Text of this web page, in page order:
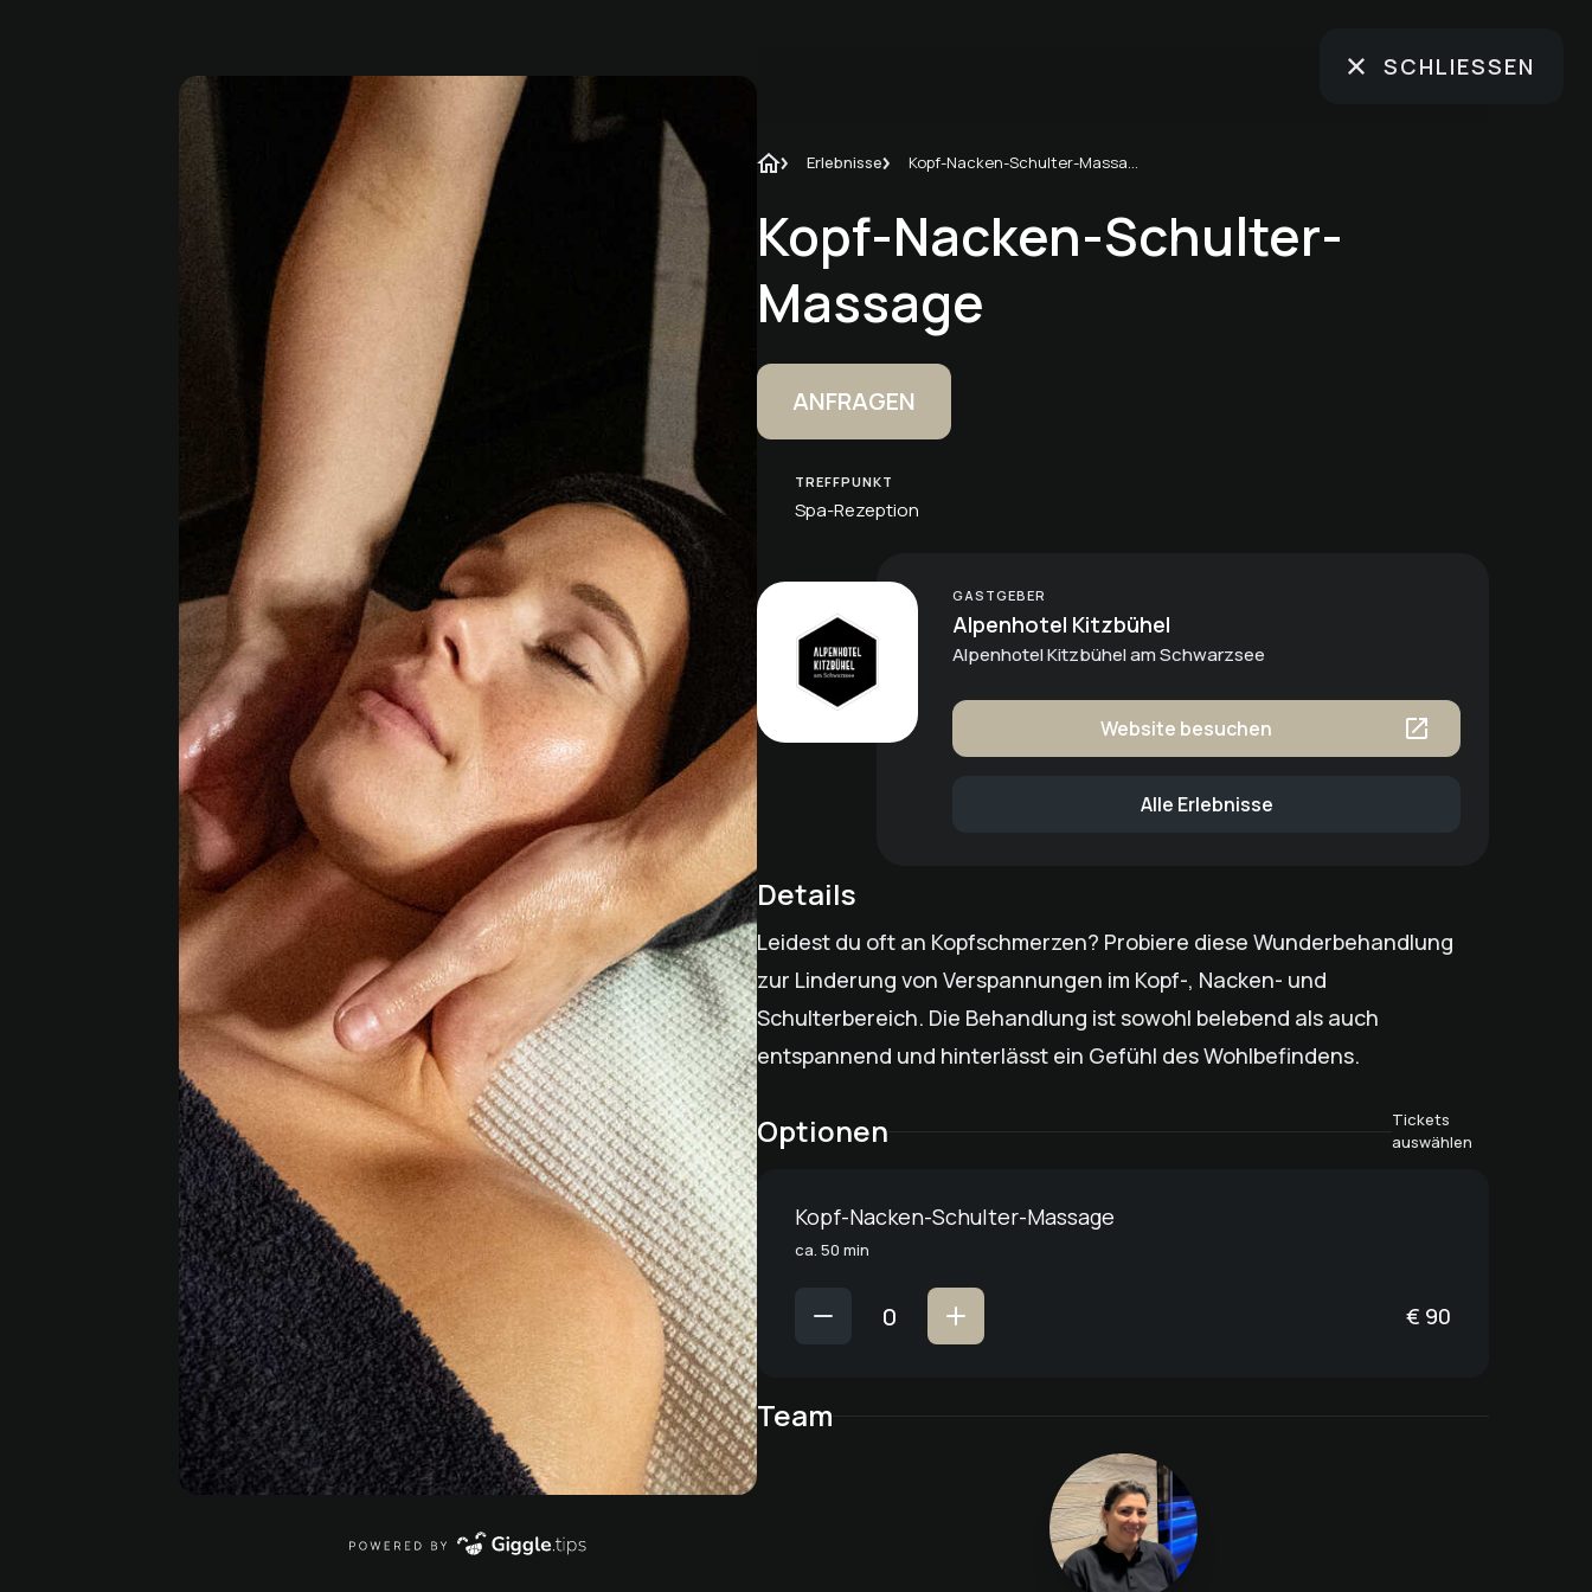
SCHLIESSEN
Erlebnisse Kopf-Nacken-Schulter-Massage
Kopf-Nacken-Schulter-
Massage
ANFRAGEN
TREFFPUNKT
Spa-Rezeption
GASTGEBER
Alpenhotel Kitzbühel
Alpenhotel Kitzbühel am Schwarzsee
Website besuchen
Alle Erlebnisse
Details
Leidest du oft an Kopfschmerzen? Probiere diese Wunderbehandlung
zur Linderung von Verspannungen im Kopf-, Nacken- und
Schulterbereich. Die Behandlung ist sowohl belebend als auch
entspannend und hinterlässt ein Gefühl des Wohlbefindens.
Optionen
Tickets
auswählen
Kopf-Nacken-Schulter-Massage
ca. 50 min
€ 90
Team